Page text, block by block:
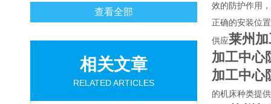
查看全部
相关文章
RELATED ARTICLES
效的防护作用
正确的安装位
供应莱州
加工中心
加工中心
的机床种类提